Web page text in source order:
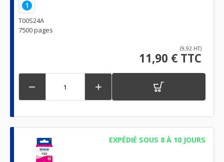
1
T00S24A
7500 pages
(9,92 HT)
11,90 € TTC
 
EXPÉDIÉ SOUS 8 À 10 JOURS